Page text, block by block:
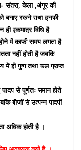
संतरा, केला ,अंगूर की
बनाए रखने तथा इनकी
एकमात्र विधि है ।
होने में काफी समय लगता है
नहीं होती है जबकि
ही पुष्प तथा फल प्राप्त
से पूर्णतः समान होते
बीजों से उत्पन्न पादपों
अधिक होती है ।